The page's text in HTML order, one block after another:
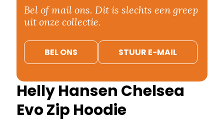
Bel of mail ons. Dit is slechts een greep
uit onze collectie.
BEL ONS STUUR E-MAIL
Helly Hansen Chelsea
Evo Zip Hoodie